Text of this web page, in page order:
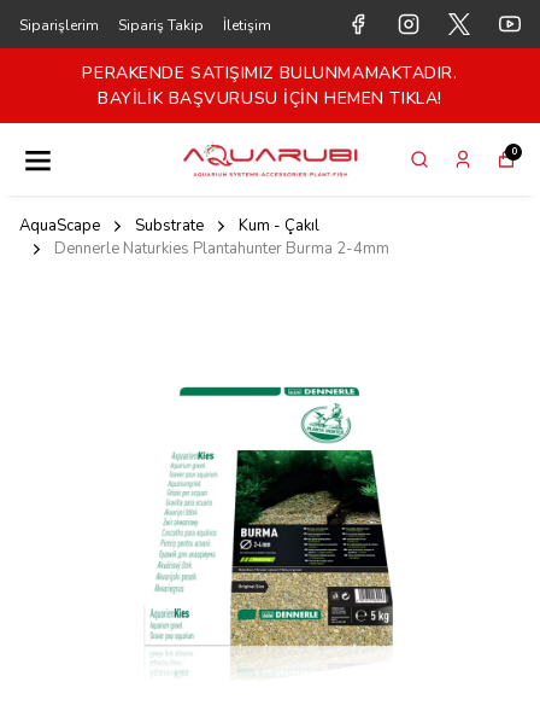
Siparişlerim Sipariş Takip İletişim
PERAKENDE SATIŞIMIZ BULUNMAMAKTADIR.
BAYİLİK BAŞVURUSU İÇİN HEMEN TIKLA!
0
AquaScape Substrate
Kum - Çakıl
Dennerle Naturkies Plantahunter Burma 2-4mm